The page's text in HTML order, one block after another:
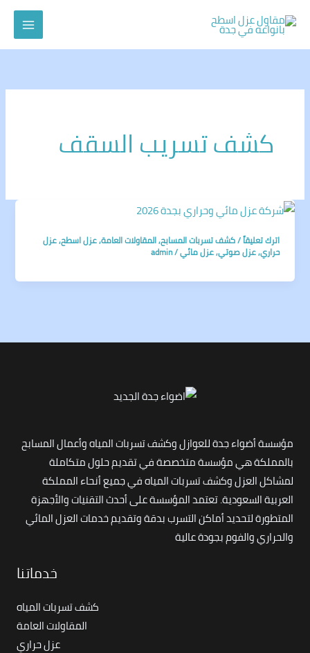
المحتوى
كشف تسريب السقف
اترك تعليقاً/كشف تسربات المسابح,المقاولات العامة,عزل اسطح,عزل
حراري,عزل صوتي,عزل مائي/
admin
مؤسسة أضواء جدة للعوازل وكشف تسربات المياه وأعمال المسابح
بالمملكة هي مؤسسة متخصصة في تقديم حلول متكاملة
لمشاكل العزل وكشف تسربات المياه في جميع أنحاء المملكة
العربية السعودية. تعتمد المؤسسة على أحدث التقنيات والأجهزة
المتطورة لتحديد أماكن التسرب بدقة وتقديم خدمات العزل المائي
والحراري والفوم بجودة عالية
خدماتنا
كشف تسربات المياه
المقاولات العامة
عزل حراري